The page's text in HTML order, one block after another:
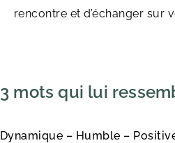
rencontre et d’échanger sur
3 mots qui lui
Dynamique – Humble –